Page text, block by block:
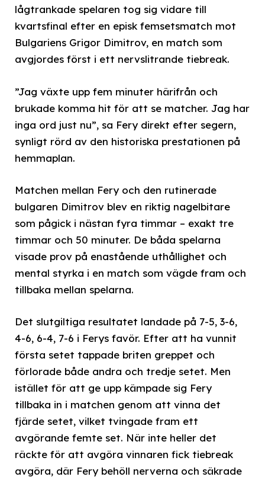
lågtrankade spelaren tog sig vidare till
kvartsfinal efter en episk femsetsmatch mot
Bulgariens Grigor Dimitrov, en match som
avgjordes först i ett nervslitrande tiebreak.
”Jag växte upp fem minuter härifrån och
brukade komma hit för att se matcher. Jag har
inga ord just nu”, sa Fery direkt efter segern,
synligt rörd av den historiska prestationen på
hemmaplan.
Matchen mellan Fery och den rutinerade
bulgaren Dimitrov blev en riktig nagelbitare
som pågick i nästan fyra timmar – exakt tre
timmar och 50 minuter. De båda spelarna
visade prov på enastående uthållighet och
mental styrka i en match som vägde fram och
tillbaka mellan spelarna.
Det slutgiltiga resultatet landade på 7-5, 3-6,
4-6, 6-4, 7-6 i Ferys favör. Efter att ha vunnit
första setet tappade briten greppet och
förlorade både andra och tredje setet. Men
istället för att ge upp kämpade sig Fery
tillbaka in i matchen genom att vinna det
fjärde setet, vilket tvingade fram ett
avgörande femte set. När inte heller det
räckte för att avgöra vinnaren fick tiebreak
avgöra, där Fery behöll nerverna och säkrade